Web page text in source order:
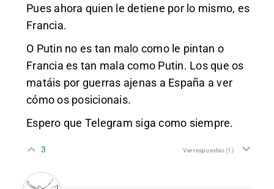
Pues ahora quien le detiene por lo mismo, es
Francia.
O Putin no es tan malo como le pintan o
Francia es tan mala como Putin. Los que os
matáis por guerras ajenas a España a ver
cómo os posicionais.
Espero que Telegram siga como siempre.
3 Ver respuestas(1)